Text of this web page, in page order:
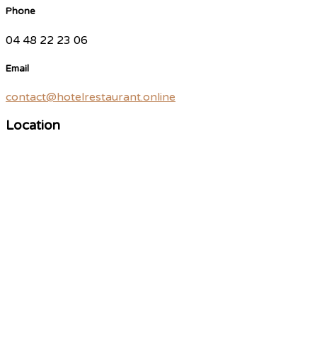
Phone
04 48 22 23 06
Email
contact@hotelrestaurant.online
Location